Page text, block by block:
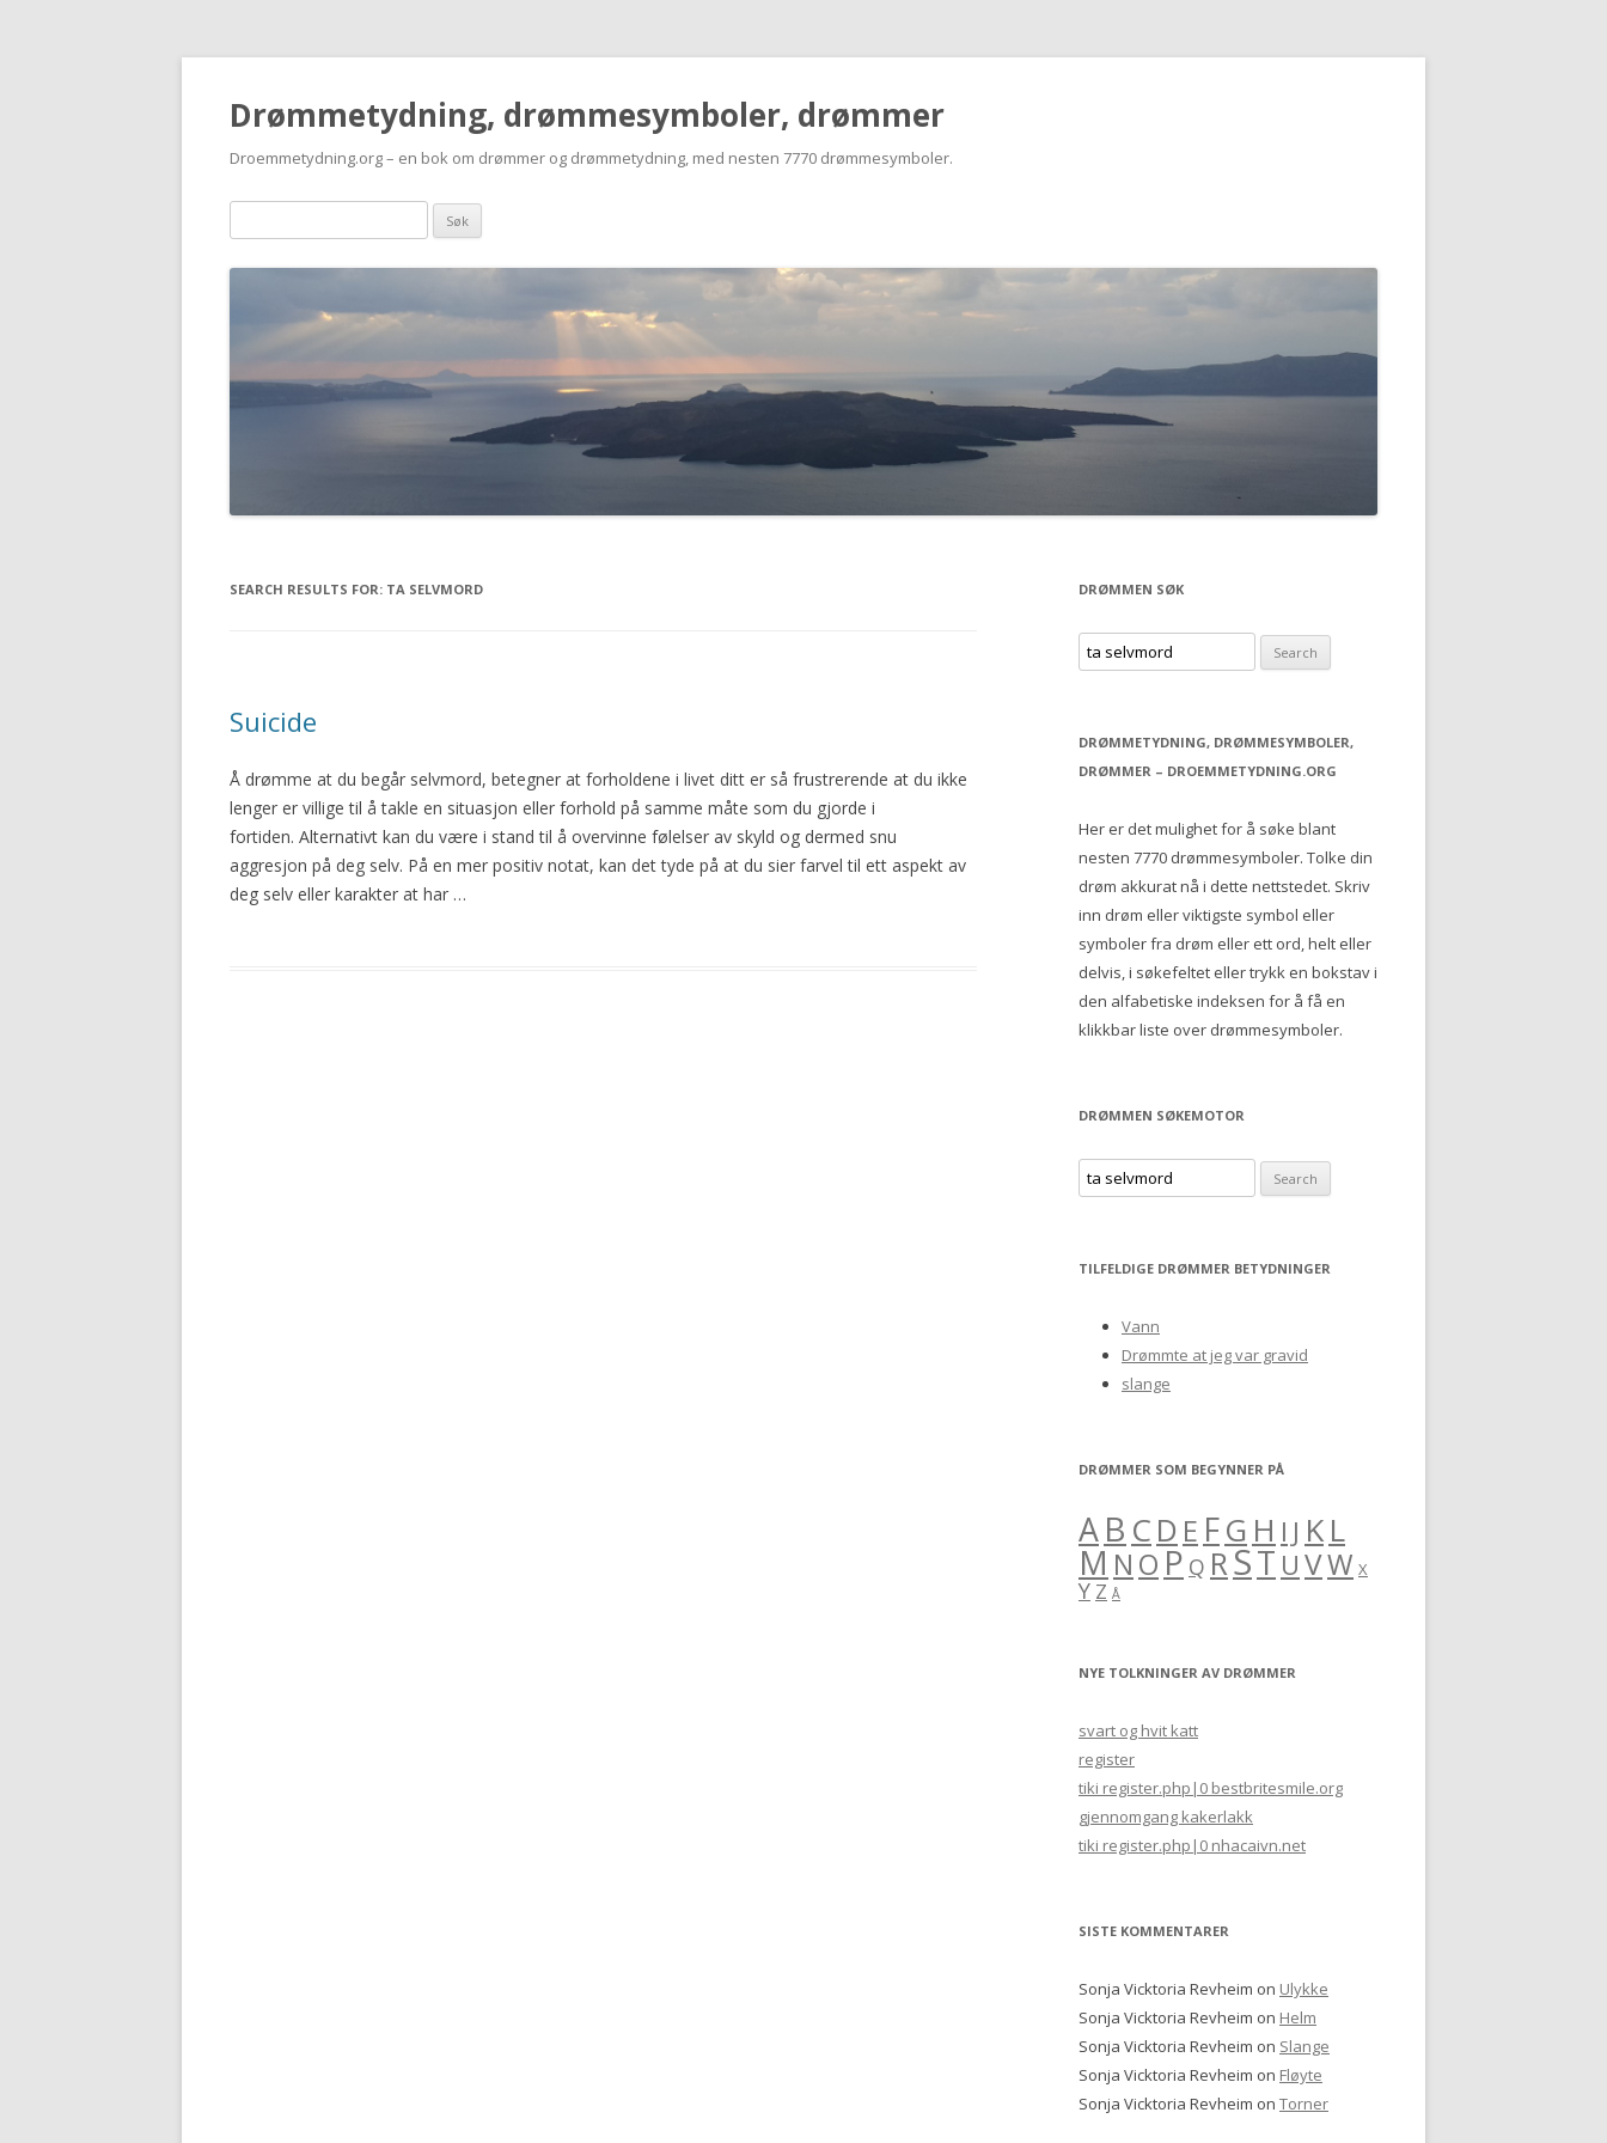
Drømmetydning, drømmesymboler, drømmer
Droemmetydning.org – en bok om drømmer og drømmetydning, med nesten 7770 drømmesymboler.
søk:
SEARCH RESULTS FOR: TA SELVMORD
Suicide
Å drømme at du begår selvmord, betegner at forholdene i livet ditt er så frustrerende at du ikke
lenger er villige til å takle en situasjon eller forhold på samme måte som du gjorde i
fortiden. Alternativt kan du være i stand til å overvinne følelser av skyld og dermed snu
aggresjon på deg selv. På en mer positiv notat, kan det tyde på at du sier farvel til ett aspekt av
deg selv eller karakter at har …
DRØMMEN SØK
S
e
r
c
f
:
DRØMMETYDNING, DRØMMESYMBOLER,
DRØMMER – DROEMMETYDNING.ORG
Her er det mulighet for å søke blant
nesten 7770 drømmesymboler. Tolke din
drøm akkurat nå i dette nettstedet. Skriv
inn drøm eller viktigste symbol eller
symboler fra drøm eller ett ord, helt eller
delvis, i søkefeltet eller trykk en bokstav i
den alfabetiske indeksen for å få en
klikkbar liste over drømmesymboler.
DRØMMEN SØKEMOTOR
S
e
rTILFELDIGE DRØMMER BETYDNINGER
Vann
Drømmte at jeg var gravid
slange
DRØMMER SOM BEGYNNER PÅ
AB C D E FG H I J KL
M N O P Q RST U VW X
Y Z Å
NYE TOLKNINGER AV DRØMMER
svart og hvit katt
register
tiki register.php|0 bestbritesmile.org
gjennomgang kakerlakk
tiki register.php|0 nhacaivn.net
SISTE KOMMENTARER
Sonja Vicktoria Revheim on Ulykke
Sonja Vicktoria Revheim on Helm
Sonja Vicktoria Revheim on Slange
Sonja Vicktoria Revheim on Fløyte
Sonja Vicktoria Revheim on Torner